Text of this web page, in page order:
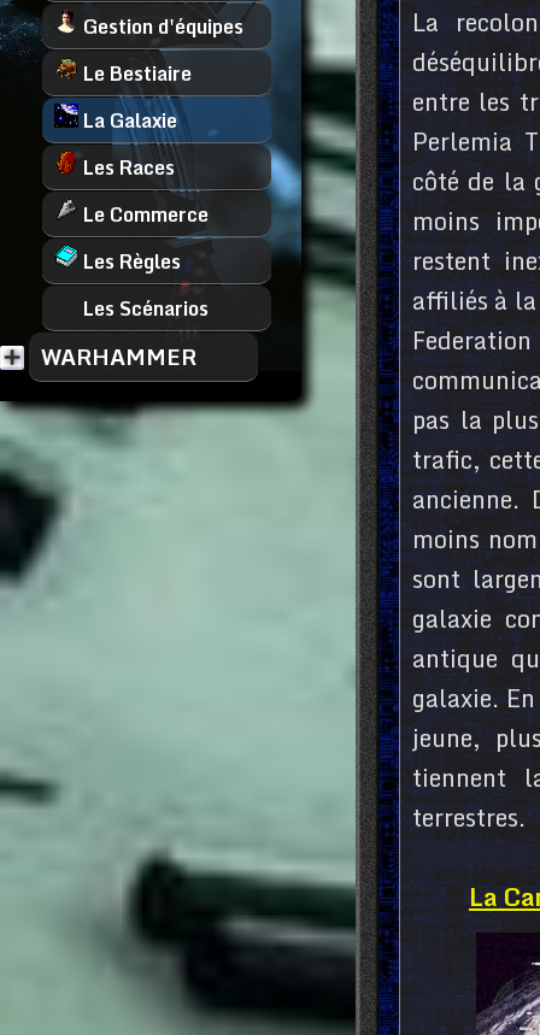
Gestion d'équipes
Le Bestiaire
La Galaxie
Les Races
Le Commerce
Les Règles
Les Scénarios
WARHAMMER
La
entre les
Perlemia
côté de la
moins
restent
affiliés à
pas la
trafic,
ancienne.
moins
sont
galaxie
antique
galaxie.
jeune,
tiennent
terrestres.
La